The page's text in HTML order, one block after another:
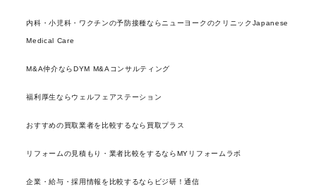
内科・小児科・ワクチンの予防接種ならニューヨークのクリニックJapanese
Medical Care
M&A仲介ならDYM M&Aコンサルティング
福利厚生ならウェルフェアステーション
おすすめの買取業者を比較するなら買取プラス
リフォームの見積もり・業者比較をするならMYリフォームラボ
企業・給与・採用情報を比較するならビジ研！通信